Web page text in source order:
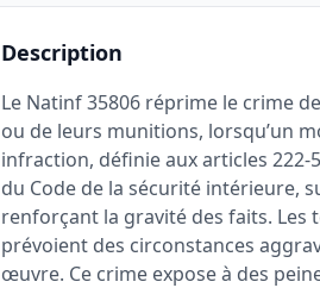
Description
Le Natinf 35806 réprime le crime
ou de leurs munitions, lorsqu’un
infraction, définie aux articles 222-
du Code de la sécurité intérieure,
renforçant la gravité des faits. Les
prévoient des circonstances
œuvre. Ce crime expose à des